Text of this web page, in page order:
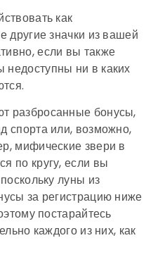
как
другие значки из вашей
если вы также
ни в каких
разбросанные бонусы,
спорта или, возможно,
мифические звери в
по кругу, если вы
луны из
за регистрацию ниже
постарайтесь
каждого из них, как